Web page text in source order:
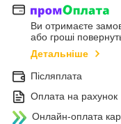
Ви отримаєте
або гроші
Детальніше
Післяплата
Оплата на рахунок
Онлайн-оплата